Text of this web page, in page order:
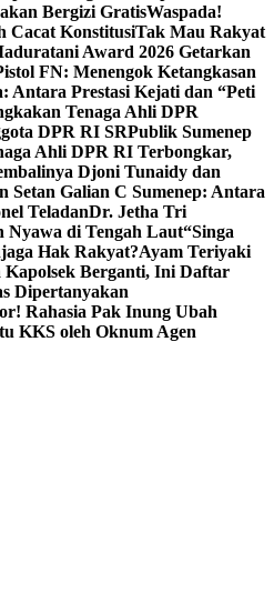
Bergizi GratisWaspada!
Cacat KonstitusiTak Mau Rakyat
Award 2026 Getarkan
FN: Menengok Ketangkasan
Antara Prestasi Kejati dan “Peti
Tenaga Ahli DPR
DPR RI SRPublik Sumenep
Ahli DPR RI Terbongkar,
Djoni Tunaidy dan
Setan Galian C Sumenep: Antara
TeladanDr. Jetha Tri
Nyawa di Tengah Laut“Singa
Hak Rakyat?Ayam Teriyaki
Kapolsek Berganti, Ini Daftar
Dipertanyakan
Rahasia Pak Inung Ubah
KKS oleh Oknum Agen